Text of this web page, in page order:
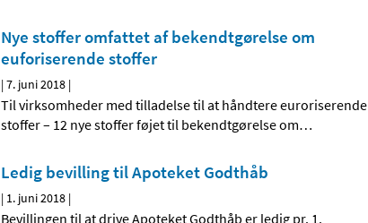
Nye stoffer omfattet af bekendtgørelse om
euforiserende stoffer
|7. juni 2018 |
Til virksomheder med tilladelse til at håndtere euroriserende
stoffer – 12 nye stoffer føjet til bekendtgørelse om…
Ledig bevilling til Apoteket Godthåb
| 1. juni 2018 |
Bevillingen til at drive Apoteket Godthåb er ledig pr. 1.